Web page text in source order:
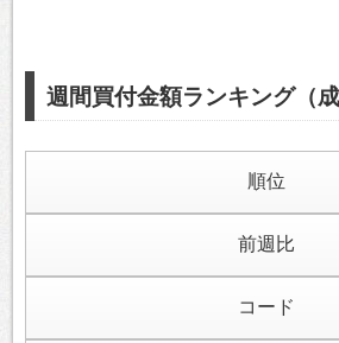
週間買付金額ランキング（成
順位
前週比
コード